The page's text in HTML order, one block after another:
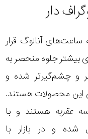
دار
آنالوگ قرار
بیشتر جلوه منحصر به‌
و چشم‌گیرتر شده و
این محصولات هستند.
عقربه هستند و با
شده و در بازار با